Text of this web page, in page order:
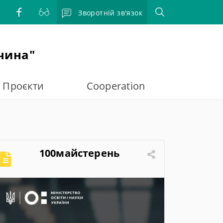
Зворотній зв'язок
Проєкти Cooperation
100майстерень